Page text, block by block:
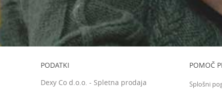
Disney princeska (6)
Družabne igre (2)
Emotion pets (1)
Finger Champions (2)
Frozen (2)
FURBY (2)
PODATKI
Dexy Co d.o.o. - Spletna prodaja
POMOČ
Splošni